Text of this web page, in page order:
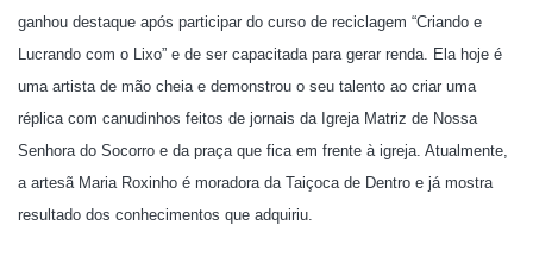
ganhou destaque após participar do curso de reciclagem “Criando e
Lucrando com o Lixo” e de ser capacitada para gerar renda. Ela hoje é
uma artista de mão cheia e demonstrou o seu talento ao criar uma
réplica com canudinhos feitos de jornais da Igreja Matriz de Nossa
Senhora do Socorro e da praça que fica em frente à igreja. Atualmente,
a artesã Maria Roxinho é moradora da Taiçoca de Dentro e já mostra
resultado dos conhecimentos que adquiriu.